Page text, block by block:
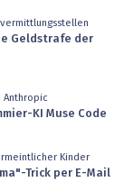
Geldstrafe der
Anthropic
KI Muse Code
Kinder
Trick per E-Mail